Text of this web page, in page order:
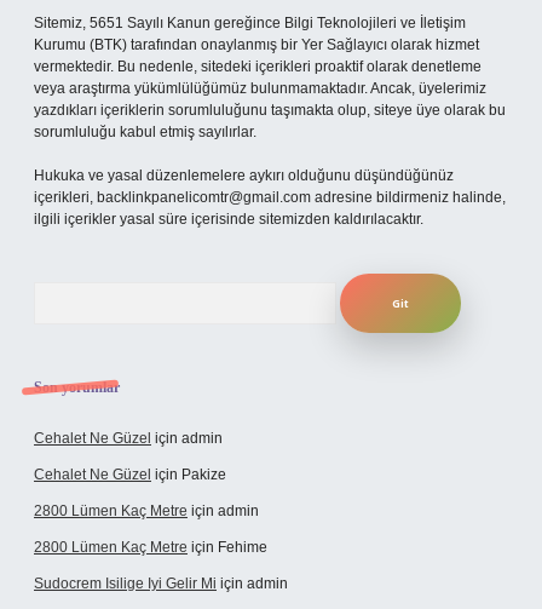
Sitemiz, 5651 Sayılı Kanun gereğince Bilgi Teknolojileri ve İletişim
Kurumu (BTK) tarafından onaylanmış bir Yer Sağlayıcı olarak hizmet
vermektedir. Bu nedenle, sitedeki içerikleri proaktif olarak denetleme
veya araştırma yükümlülüğümüz bulunmamaktadır. Ancak, üyelerimiz
yazdıkları içeriklerin sorumluluğunu taşımakta olup, siteye üye olarak bu
sorumluluğu kabul etmiş sayılırlar.
Hukuka ve yasal düzenlemelere aykırı olduğunu düşündüğünüz
içerikleri, backlinkpanelicomtr@gmail.com adresine bildirmeniz halinde,
ilgili içerikler yasal süre içerisinde sitemizden kaldırılacaktır.
Son yorumlar
Cehalet Ne Güzel için admin
Cehalet Ne Güzel için Pakize
2800 Lümen Kaç Metre için admin
2800 Lümen Kaç Metre için Fehime
Sudocrem Isilige Iyi Gelir Mi için admin